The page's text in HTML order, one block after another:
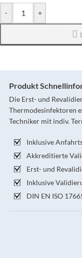
- +
Produkt
Die Erst- und
Thermodesinfektoren
Techniker mit indiv.
Inklusive
Akkreditierte
Erst- und
Inklusive
DIN EN ISO